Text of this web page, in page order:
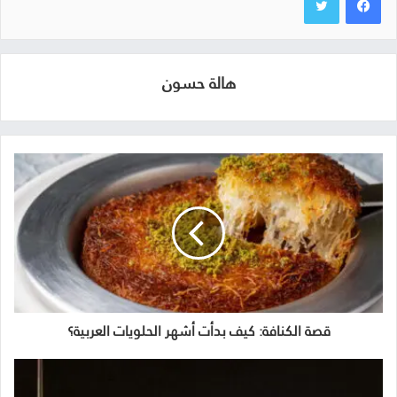
هالة حسون
قصة الكنافة: كيف بدأت أشهر الحلويات العربية؟